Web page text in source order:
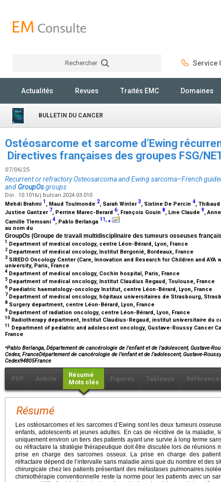
Rechercher Service
Actualités Revues Traités EMC Domaines
BULLETIN DU CANCER
Ostéosarcome et sarcome d’Ewing
Directives françaises des groupes FSG/
07/06/25
Recurrent or refractory Osteosarcoma and Ewing sarcoma–French
and GroupOsgroups
Doi : 10.1016/j.bulcan.2024.03.010
Mehdi Brahmi 1 , Maud Toulmonde 2, Sarah Winter3, Sixtine De Percin 4,
Justine Gantzer 7, Perrine Marec-Berard 6, François Gouin 8, Line Claude 9,
Camille Tlemsani 4, Pablo Berlanga 11 ,⁎
au nom du
GroupOs (Groupe de travail multidisciplinaire des tumeurs osseuses
1 Department of medical oncology, centre Léon-Bérard, Lyon, France
2 Department of medical oncology, Institut Bergonié, Bordeaux, France
3 SIREDO Oncology Center (Care, Innovation and Research for Children and
university, Paris, France
4 Department of medical oncology, Cochin hospital, Paris, France
5 Department of medical oncology, Institut Claudius Regaud, Toulouse, France
6Paediatric haematology-oncology Institut, centre Léon-Bérard, Lyon, France
7 Department of medical oncology, hôpitaux universitaires de Strasbourg,
8 Surgery department, centre Léon-Bérard, Lyon, France
9 Department of radiation oncology, centre Léon-Bérard, Lyon, France
10 Radiotherapy department, Institut Claudius-Regaud, institut universitaire du
11 Department of pediatric and adolescent oncology, Gustave-Roussy Cancer
France
⁎Pablo Berlanga, Département de cancérologie de l’enfant et de l’adolescent, Gustave-
Cedex, FranceDépartement de cancérologie de l’enfant et de l’adolescent, Gustave-
Cedex94805France
PDF Article
Résumé
Mots clés
Figures Tableaux
Résumé
Les ostéosarcomes et les sarcomes d’Ewing sont les deux tumeurs
enfants, adolescents et jeunes adultes. En cas de récidive de la maladie,
uniquement environ un tiers des patients ayant une survie à long terme
ou réfractaire la stratégie thérapeutique doit être discutée lors de réunions
prise en charge des sarcomes osseux. La prise en charge des
réfractaire dépend de l’intervalle sans maladie ainsi que du nombre et des
chirurgicale chez les patients présentant des métastases pulmonaires
chimiothérapie conventionnelle reste la norme pour les patients avec un